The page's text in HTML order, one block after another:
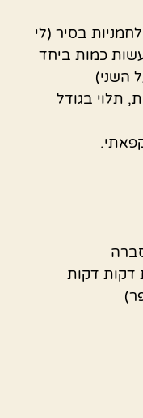
כשהמים רותחים מניחים בערך 4 לחמניות בסיר (לי
כמות ביחד
השני)
מוכנות תוך 10-13 דקות, תלוי בגודל
דקות דקות